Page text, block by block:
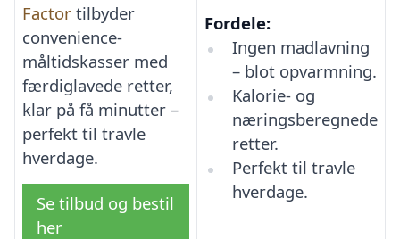
Factor tilbyder
convenience-
måltidskasser med
færdiglavede retter,
klar på få minutter –
perfekt til travle
hverdage.
Se tilbud og bestil
her
Fordele:
Ingen madlavning
– blot opvarmning.
Kalorie- og
næringsberegnede
retter.
Perfekt til travle
hverdage.